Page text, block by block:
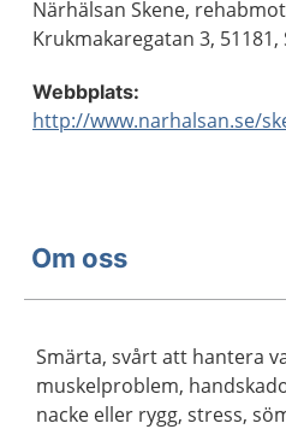
Närhälsan Skene,
Krukmakaregatan 3, 51181,
Webbplats:
http://www.narhalsan.se/
Om oss
Smärta, svårt att hantera
muskelproblem,
nacke eller rygg, stress,